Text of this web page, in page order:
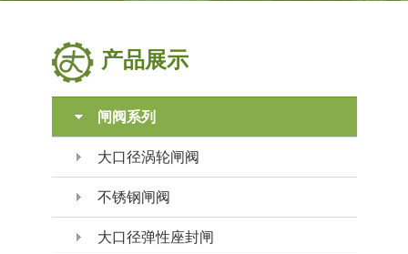
产品展示
闸阀系列
大口径涡轮闸阀
不锈钢闸阀
大口径弹性座封闸